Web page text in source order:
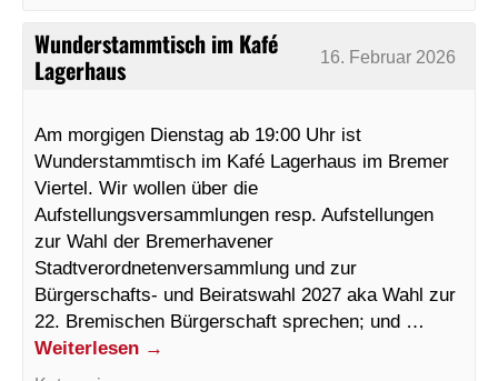
Wunderstammtisch im Kafé
Lagerhaus
16. Februar 2026
Am morgigen Dienstag ab 19:00 Uhr ist
Wunderstammtisch im Kafé Lagerhaus im Bremer
Viertel. Wir wollen über die
Aufstellungsversammlungen resp. Aufstellungen
zur Wahl der Bremerhavener
Stadtverordnetenversammlung und zur
Bürgerschafts- und Beiratswahl 2027 aka Wahl zur
22. Bremischen Bürgerschaft sprechen; und …
Weiterlesen →